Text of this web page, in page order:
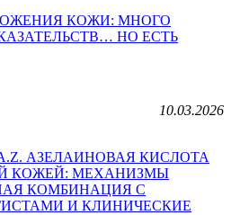
КОЖИ: МНОГО
НО ЕСТЬ
10.03.2026
A.Z. АЗЕЛАИНОВАЯ КИСЛОТА
КОЖЕЙ: МЕХАНИЗМЫ
КОМБИНАЦИЯ С
И КЛИНИЧЕСКИЕ